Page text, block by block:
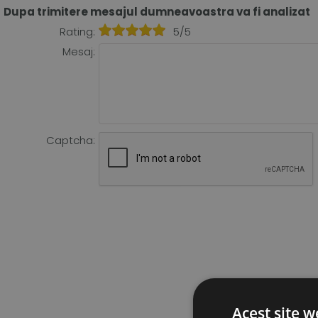
Dupa trimitere mesajul dumneavoastra va fi analizat
Rating:
5/5
Mesaj:
Captcha:
Acest site